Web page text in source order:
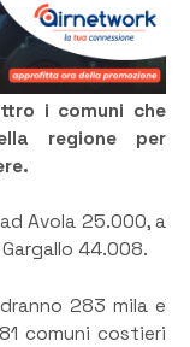
i comuni che
regione per
Avola 25.000, a
44.008.
283 mila e
comuni costieri